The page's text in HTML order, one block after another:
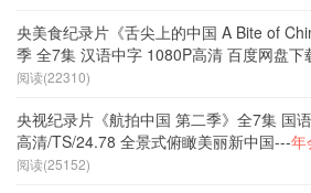
央美食纪录片《舌尖上的中国 A Bite of
季 全7集 汉语中字 1080P高清 百度网盘下
阅读(22310)
央视纪录片《航拍中国 第二季》全7集 国
高清/TS/24.78 全景式俯瞰美丽新中国---年
阅读(25152)